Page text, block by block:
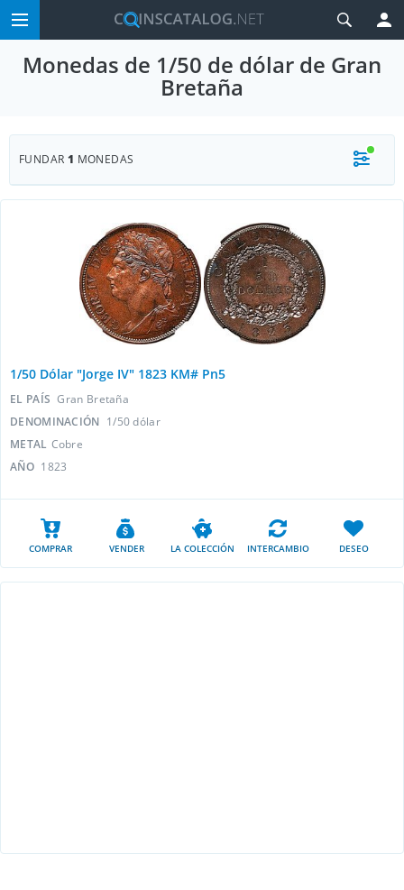
Monedas de 1/50 de dólar de Gran
Bretaña
FUNDAR 1 MONEDAS
1/50 Dólar "Jorge IV" 1823 KM# Pn5
EL PAÍS Gran Bretaña
DENOMINACIÓN 1/50 dólar
METAL Cobre
AÑO 1823
COMPRAR VENDER LA COLECCIÓN INTERCAMBIO DESEO